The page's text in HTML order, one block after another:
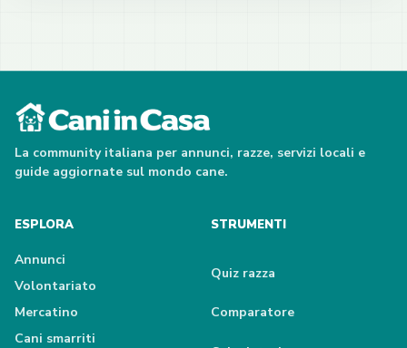
La community italiana per annunci, razze, servizi locali e
guide aggiornate sul mondo cane.
ESPLORA
Annunci
Volontariato
Mercatino
Cani smarriti
STRUMENTI
Quiz razza
Comparatore